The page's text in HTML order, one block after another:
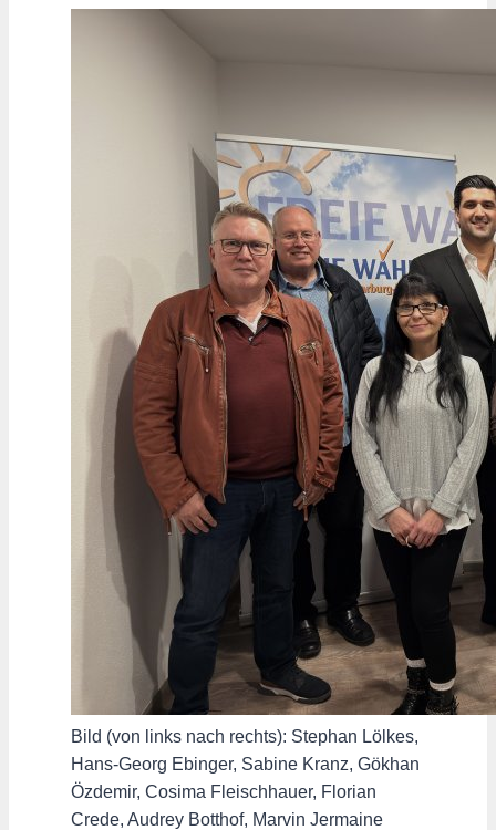
Bild (von links nach rechts): Stephan Lölkes,
Hans-Georg Ebinger, Sabine Kranz, Gökhan
Özdemir, Cosima Fleischhauer, Florian
Crede, Audrey Botthof, Marvin Jermaine